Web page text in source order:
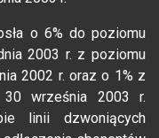
o 6% do poziomu
2003 r. z poziomu
2002 r. oraz o 1% z
września 2003 r.
linii dzwoniących